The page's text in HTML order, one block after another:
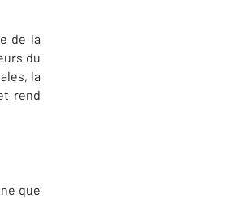
de la
du
la
rend
que